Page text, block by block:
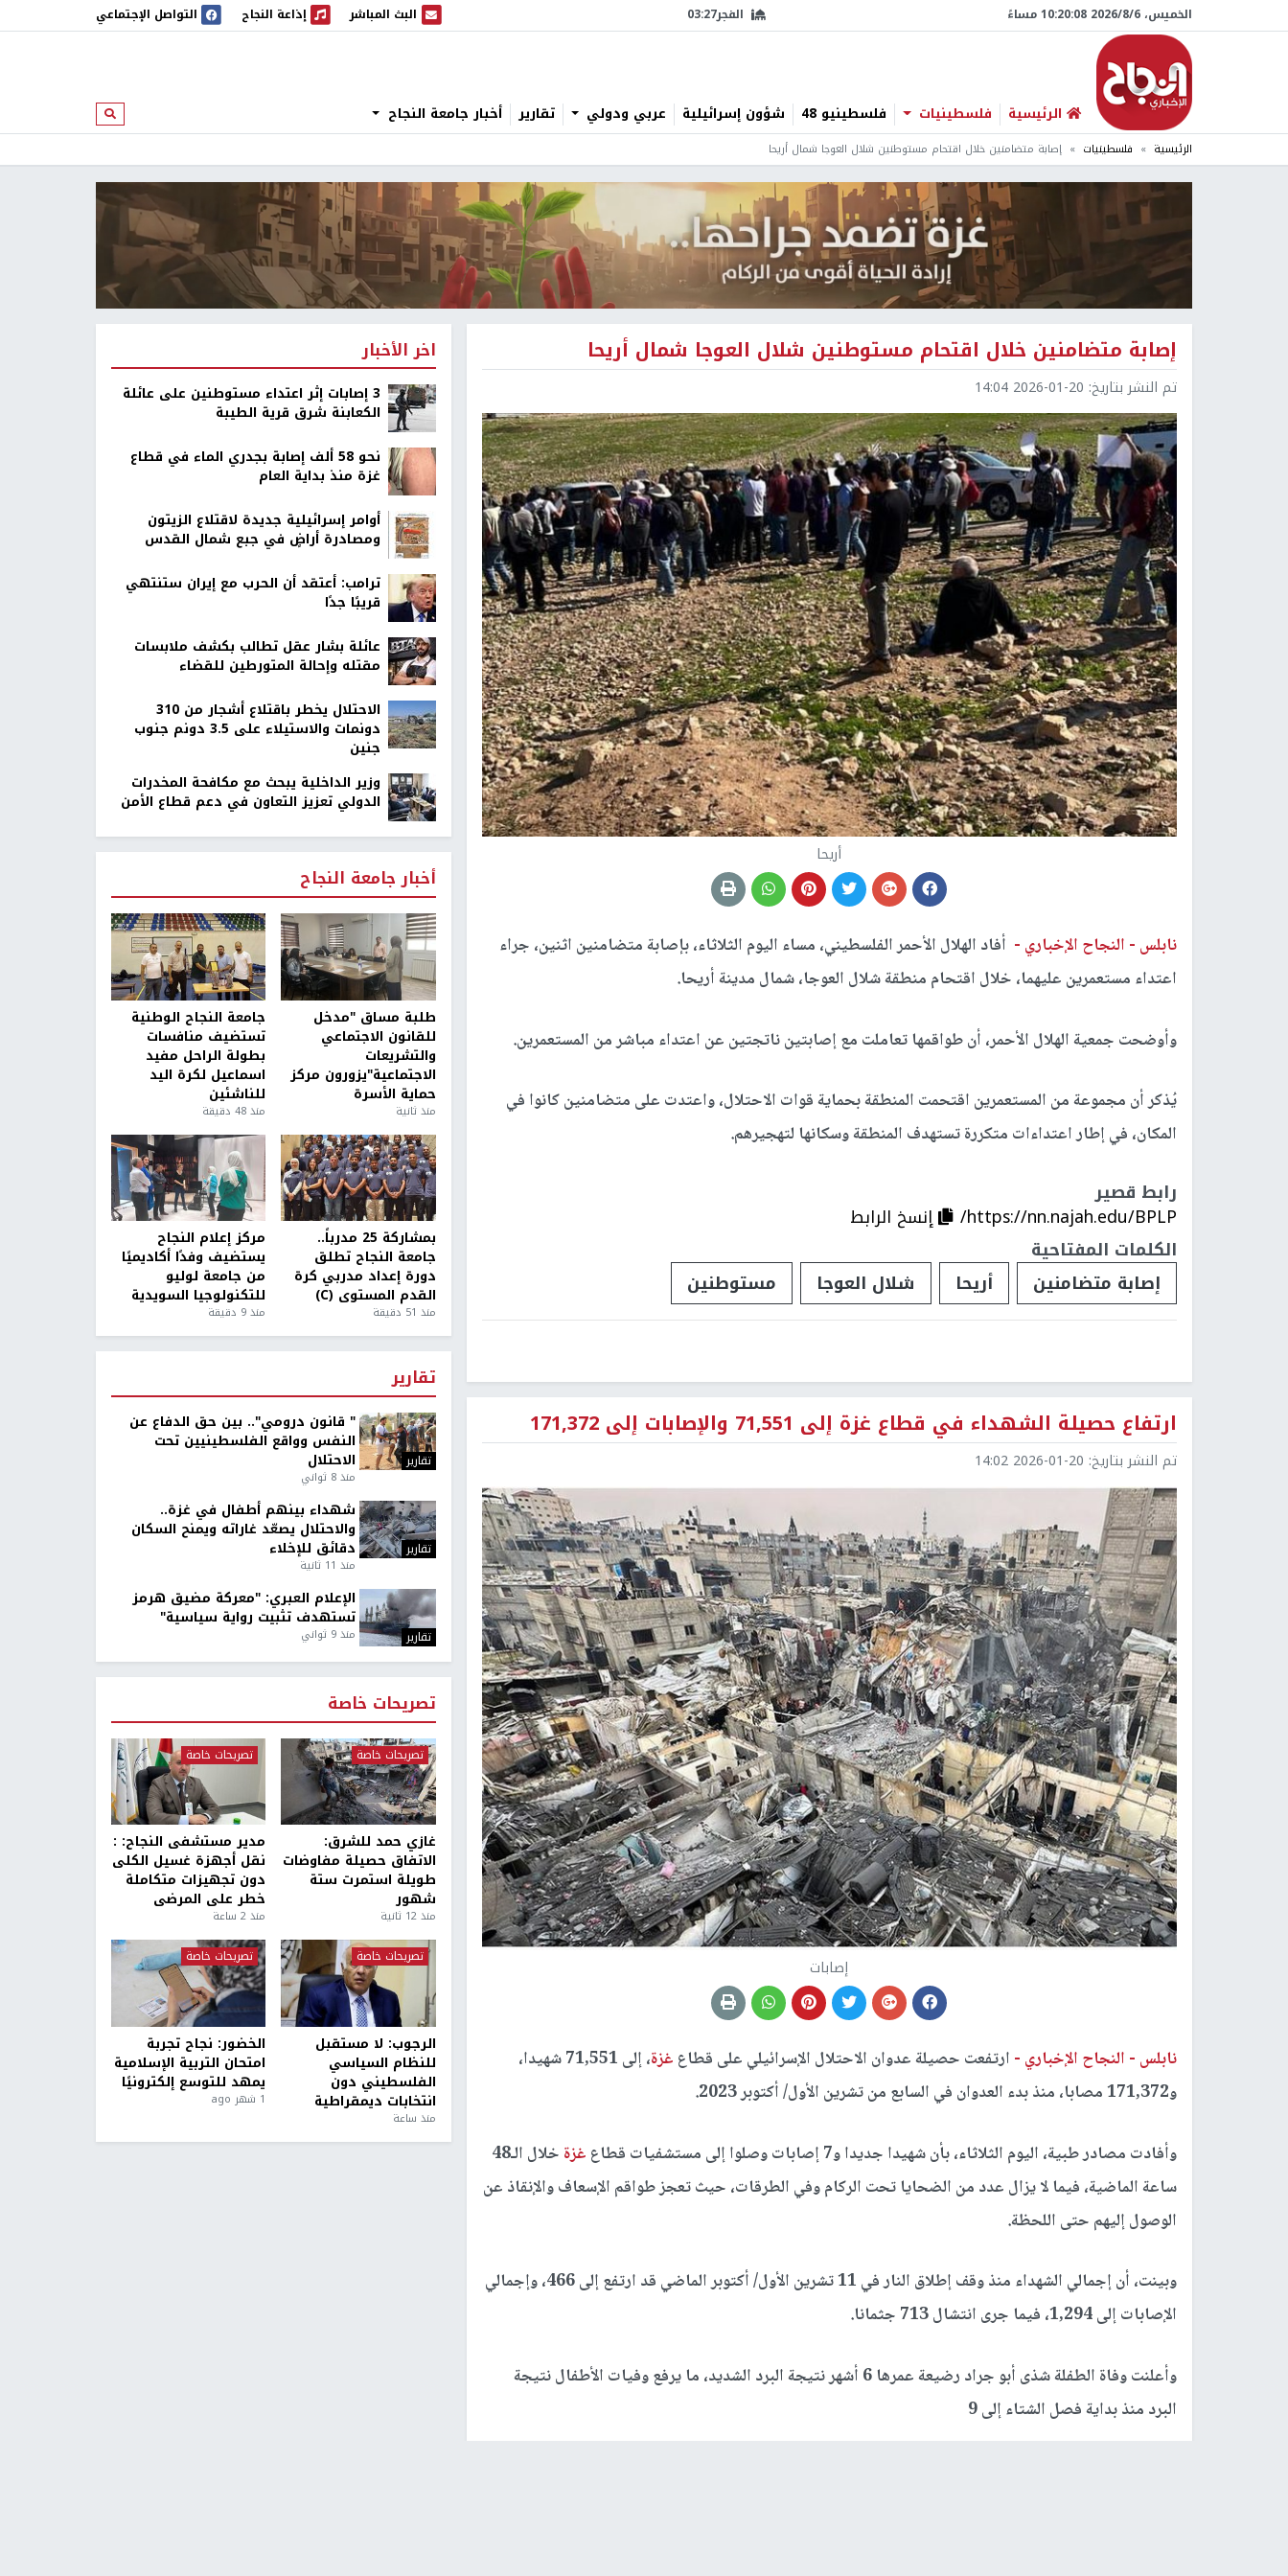
الخميس، 6/‏8/‏2026 10:20:09 مساءً الفجر03:27 البث المباشر
البث المباشر إذاعة النجاح
إذاعة النجاح التواصل الإجتماعي
الرئيسية فلسطينيات فلسطينيو 48 شؤون إسرائيلية عربي ودولي تقارير أخبار جامعة النجاح ابحث
الرئيسية فلسطينيات إصابة متضامنين خلال اقتحام مستوطنين شلال العوجا شمال أريحا
إصابة متضامنين خلال اقتحام مستوطنين شلال العوجا شمال أريحا
تم النشر بتاريخ: 2026-01-20 14:04
أريحا
نابلس - النجاح الإخباري - أفاد الهلال الأحمر الفلسطيني، مساء اليوم الثلاثاء، بإصابة متضامنين اثنين، جراء
اعتداء مستعمرين عليهما، خلال اقتحام منطقة شلال العوجا، شمال مدينة أريحا.
وأوضحت جمعية الهلال الأحمر، أن طواقمها تعاملت مع إصابتين ناتجتين عن اعتداء مباشر من المستعمرين.
يُذكر أن مجموعة من المستعمرين اقتحمت المنطقة بحماية قوات الاحتلال، واعتدت على متضامنين كانوا في
المكان، في إطار اعتداءات متكررة تستهدف المنطقة وسكانها لتهجيرهم.
رابط قصير
https://nn.najah.edu/BPLP/
إنسخ الرابط
الكلمات المفتاحية
إصابة متضامنين
أريحا شلال العوجا مستوطنين
ارتفاع حصيلة الشهداء في قطاع غزة إلى 71,551 والإصابات إلى 171,372
تم النشر بتاريخ: 2026-01-20 14:02
إصابات
نابلس - النجاح الإخباري - ارتفعت حصيلة عدوان الاحتلال الإسرائيلي على قطاع غزة
، إلى 71,551 شهيدا،
و171,372 مصابا، منذ بدء العدوان في السابع من تشرين الأول/ أكتوبر 2023.
وأفادت مصادر طبية، اليوم الثلاثاء، بأن شهيدا جديدا و7 إصابات وصلوا إلى مستشفيات قطاع غزة
خلال الـ48
ساعة الماضية، فيما لا يزال عدد من الضحايا تحت الركام وفي الطرقات، حيث تعجز طواقم الإسعاف والإنقاذ عن
الوصول إليهم حتى اللحظة.
وبينت، أن إجمالي الشهداء منذ وقف إطلاق النار في 11 تشرين الأول/ أكتوبر الماضي قد ارتفع إلى 466، وإجمالي
الإصابات إلى 1,294، فيما جرى انتشال 713 جثمانا.
وأعلنت وفاة الطفلة شذى أبو جراد رضيعة عمرها 6 أشهر نتيجة البرد الشديد، ما يرفع وفيات الأطفال نتيجة
البرد منذ بداية فصل الشتاء إلى 9
اخر الأخبار
‏3 إصابات إثر اعتداء مستوطنين على عائلة
الكعابنة شرق قرية الطيبة
نحو 58 ألف إصابة بجدري الماء في قطاع
غزة منذ بداية العام
أوامر إسرائيلية جديدة لاقتلاع الزيتون
ومصادرة أراضٍ في جبع شمال القدس
ترامب: أعتقد أن الحرب مع إيران ستنتهي
قريبًا جدًا
عائلة بشار عقل تطالب بكشف ملابسات
مقتله وإحالة المتورطين للقضاء
الاحتلال يخطر باقتلاع أشجار من 310
دونمات والاستيلاء على 3.5 دونم جنوب
جنين
وزير الداخلية يبحث مع مكافحة المخدرات
الدولي تعزيز التعاون في دعم قطاع الأمن
أخبار جامعة النجاح
طلبة مساق "مدخل
للقانون الاجتماعي
والتشريعات
الاجتماعية"يزورون مركز
حماية الأسرة
منذ ثانية
جامعة النجاح الوطنية
تستضيف منافسات
بطولة الراحل مفيد
اسماعيل لكرة اليد
للناشئين
منذ 48 دقيقة
بمشاركة 25 مدرباً..
جامعة النجاح تطلق
دورة إعداد مدربي كرة
القدم المستوى (C)
منذ 51 دقيقة
مركز إعلام النجاح
يستضيف وفدًا أكاديميًا
من جامعة لوليو
للتكنولوجيا السويدية
منذ 9 دقيقة
تقارير
تقارير
" قانون درومي".. بين حق الدفاع عن
النفس وواقع الفلسطينيين تحت
الاحتلال
منذ 8 ثواني
تقارير
شهداء بينهم أطفال في غزة..
والاحتلال يصعّد غاراته ويمنح السكان
دقائق للإخلاء
منذ 11 ثانية
تقارير
الإعلام العبري: "معركة مضيق هرمز
تستهدف تثبيت رواية سياسية"
منذ 9 ثواني
تصريحات خاصة
تصريحات خاصة
غازي حمد للشرق:
الاتفاق حصيلة مفاوضات
طويلة استمرت ستة
شهور
منذ 12 ثانية
تصريحات خاصة
مدير مستشفى النجاح: :
نقل أجهزة غسيل الكلى
دون تجهيزات متكاملة
خطر على المرضى
منذ 2 ساعة
تصريحات خاصة
الرجوب: لا مستقبل
للنظام السياسي
الفلسطيني دون
انتخابات ديمقراطية
منذ ساعة
تصريحات خاصة
الخضور: نجاح تجربة
امتحان التربية الإسلامية
يمهد للتوسع إلكترونيًا
1 شهر ago